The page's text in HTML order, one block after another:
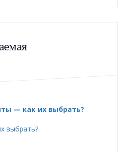
— как их выбрать?